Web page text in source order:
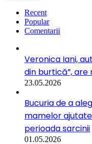
Recent
Popular
Comentarii
Veronica Iani,
din burtică”, are
23.05.2026
Bucuria de a
mamelor
perioada sarcinii
01.05.2026